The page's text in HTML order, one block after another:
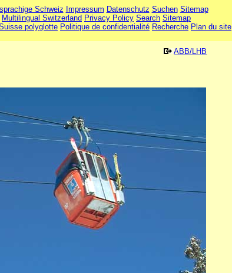
Schweiz Impressum Datenschutz Suchen Sitemap
Multilingual Switzerland Privacy Policy Search Sitemap
polyglotte Politique de confidentialité Recherche Plan du site
ABB/LHB